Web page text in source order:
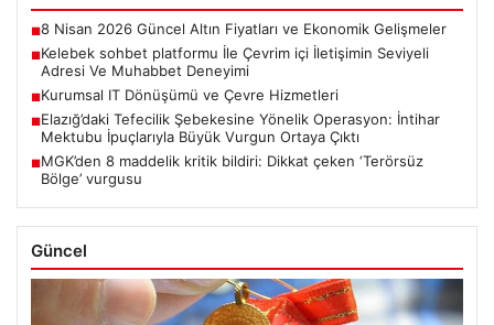
■8 Nisan 2026 Güncel Altın Fiyatları ve Ekonomik Gelişmeler
■Kelebek sohbet platformu İle Çevrim içi İletişimin Seviyeli
Adresi Ve Muhabbet Deneyimi
■Kurumsal IT Dönüşümü ve Çevre Hizmetleri
■Elazığ’daki Tefecilik Şebekesine Yönelik Operasyon: İntihar
Mektubu İpuçlarıyla Büyük Vurgun Ortaya Çıktı
■MGK’den 8 maddelik kritik bildiri: Dikkat çeken ‘Terörsüz
Bölge’ vurgusu
Güncel